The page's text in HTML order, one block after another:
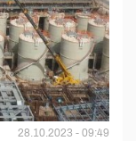
28.10.2023 - 09:49